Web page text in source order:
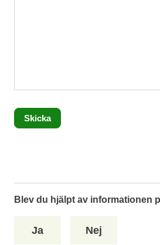
Skicka
Blev du hjälpt av informationen
Ja Nej